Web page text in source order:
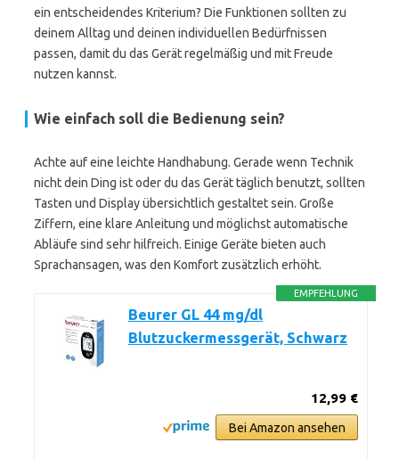
ein entscheidendes Kriterium? Die Funktionen sollten zu
deinem Alltag und deinen individuellen Bedürfnissen
passen, damit du das Gerät regelmäßig und mit Freude
nutzen kannst.
Wie einfach soll die Bedienung sein?
Achte auf eine leichte Handhabung. Gerade wenn Technik
nicht dein Ding ist oder du das Gerät täglich benutzt, sollten
Tasten und Display übersichtlich gestaltet sein. Große
Ziffern, eine klare Anleitung und möglichst automatische
Abläufe sind sehr hilfreich. Einige Geräte bieten auch
Sprachansagen, was den Komfort zusätzlich erhöht.
EMPFEHLUNG
Beurer GL 44 mg/dl
Blutzuckermessgerät, Schwarz
12,99 €
Bei Amazon ansehen